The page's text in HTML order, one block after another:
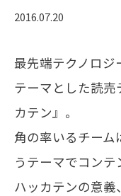
会社情報
フィラメントに
メンバー
2016.07.20
最先端テクノロジ
テーマとした読売
カテン』。
角の率いるチー
うテーマでコンテ
ハッカテンの意義